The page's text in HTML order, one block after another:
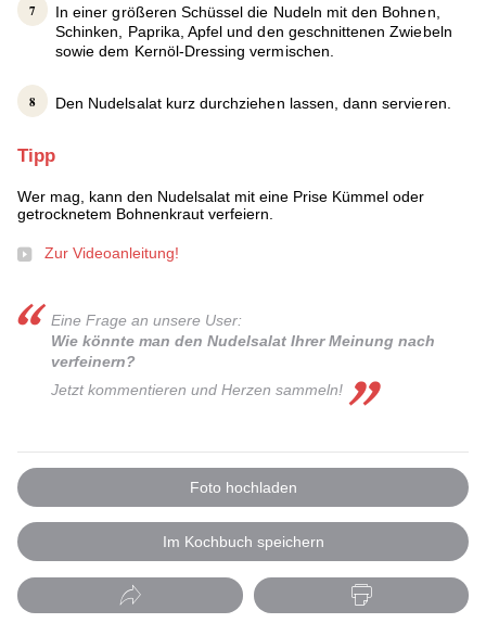
In einer größeren Schüssel die Nudeln mit den Bohnen,
Schinken, Paprika, Apfel und den geschnittenen Zwiebeln
sowie dem Kernöl-Dressing vermischen.
Den Nudelsalat kurz durchziehen lassen, dann servieren.
Tipp
Wer mag, kann den Nudelsalat mit eine Prise Kümmel oder
getrocknetem Bohnenkraut verfeiern.
Zur Videoanleitung!
Eine Frage an unsere User:
Wie könnte man den Nudelsalat Ihrer Meinung nach
verfeinern?
Jetzt kommentieren und Herzen sammel n!
Foto hochladen
Im Kochbuch speichern